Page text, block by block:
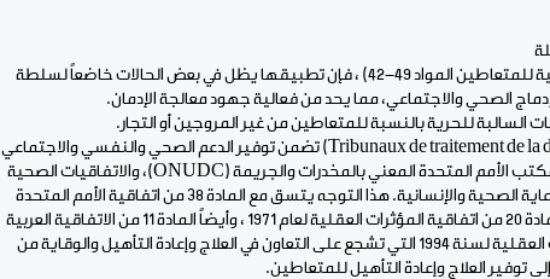
بينما يتضمن القانون الحالي بعض الترتيبات العلاجية للمتعاطين المواد 49-42) ، فإن تطبيقها يظل في بعض الحالات خاضعاً لسلطة
الصحي والاجتماعي، مما يحد من فعالية جهود معالجة الإدمان.
السالبة للحرية بالنسبة للمتعاطين من غير المروجين أو التجار.
يتطلب ذلك إنشاء مسارات علاجية قضائية Tribunaux de traitement de la drogue) تضمن توفير الدعم الصحي والنفسي والاجتماعي
للمدمنين، بما يتماشى مع المبادئ التي تعتمدها مكتب الأمم المتحدة المعني بالمخدرات والجريمة (ONUDC)، والاتفاقيات الصحية
التابعة لمنظمة الصحة العالمية، مما يعزز جانب الرعاية الصحية والإنسانية. هذا التوجه يتسق مع المادة 38 من اتفاقية الأمم المتحدة
الوحيدة للمخدرات لعام 1961 بصيغتها المعدلة، والمادة 20 من اتفاقية المؤثرات العقلية لعام 1971 ، وأيضاً المادة 11 من الاتفاقية العربية
لمكافحة الاتجار غير المشروع بالمخدرات والمؤثرات العقلية لسنة 1994 التي تشجع على التعاون في العلاج وإعادة التأهيل والوقاية من
توفير العلاج وإعادة التأهيل للمتعاطين.